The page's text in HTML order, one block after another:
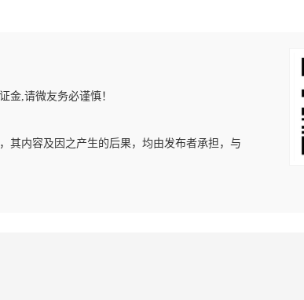
金,请微友务必谨慎！
其内容及因之产生的后果，均由发布者承担，与